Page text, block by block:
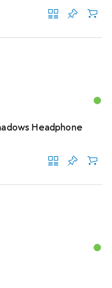
Headphone